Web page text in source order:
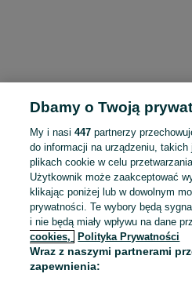
To ogłoszenie nie
Dbamy o Twoją
My i nasi447 partnerzy
do informacji na urządzeniu,
plikach cookie w celu
Użytkownik może zaakceptować
klikając poniżej lub w dowolnym
prywatności. Te wybory będą
i nie będą miały wpływu na dane
cookies,
Polityka Prywatności
Wraz z naszymi partnerami
zapewnienia: